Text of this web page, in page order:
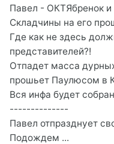
Павел - ОКТЯбренок и
Складчины на его
Где как не здесь
представителей?!
Отпадет масса
прошьет Паулюсом в
Вся инфа будет
--------------
Павел отпразднует
Подождем ...